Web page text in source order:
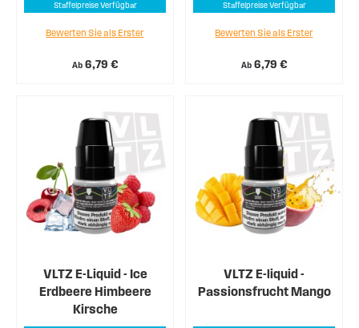
Staffelpreise Verfügbar
Ab 6,79 €
Bewerten Sie als Erster
Staffelpreise Verfügbar
Ab 6,79 €
Bewerten Sie als Erster
VLTZ E-Liquid - Ice
Erdbeere Himbeere
Kirsche
VLTZ E-liquid -
Passionsfrucht Mango